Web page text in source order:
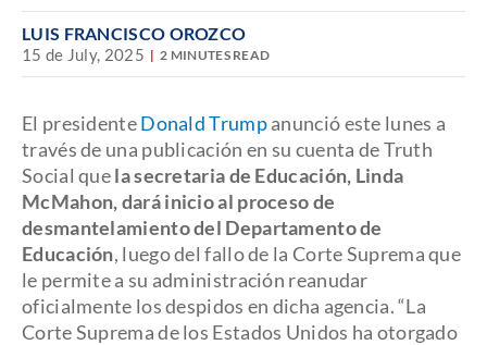
LUIS FRANCISCO OROZCO
15 de July, 2025 2 MINUTES READ
El presidenteDonald Trumpanunció este lunes a
través de una publicación en su cuenta de Truth
Social quela secretaria de Educación, Linda
McMahon, dará inicio al proceso de
desmantelamiento del Departamento de
Educación, luego del fallo de la Corte Suprema que
le permite a su administración reanudar
oficialmente los despidos en dicha agencia. “La
Corte Suprema de los Estados Unidos ha otorgado